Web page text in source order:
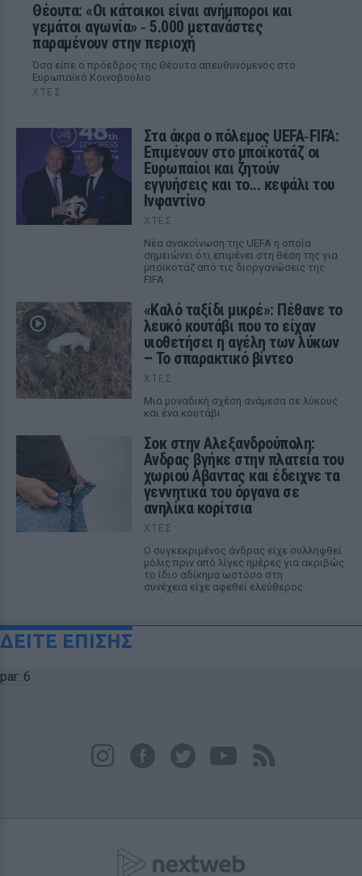
Θέουτα: «Οι κάτοικοι είναι ανήμποροι και
γεμάτοι αγωνία» ‑ 5.000 μετανάστες
παραμένουν στην περιοχή
Όσα είπε ο πρόεδρος της Θέουτα απευθυνόμενος στο
Ευρωπαϊκό Κοινοβούλιο
ΧΤΕΣ
Στα άκρα ο πόλεμος UEFA‑FIFA:
Επιμένουν στο μποϊκοτάζ οι
Ευρωπαίοι και ζητούν
εγγυήσεις και το... κεφάλι του
Ινφαντίνο
ΧΤΕΣ
Νέα ανακοίνωση της UEFA η οποία
σημειώνει ότι επιμένει στη θέση της για
μποϊκοτάζ από τις διοργανώσεις της
FIFA
«Καλό ταξίδι μικρέ»: Πέθανε το
λευκό κουτάβι που το είχαν
υιοθετήσει η αγέλη των λύκων
– Το σπαρακτικό βίντεο
ΧΤΕΣ
Μια μοναδική σχέση ανάμεσα σε λύκους
και ένα κουτάβι
Σοκ στην Αλεξανδρούπολη:
Ανδρας βγήκε στην πλατεία του
χωριού Αβαντας και έδειχνε τα
γεννητικά του όργανα σε
ανηλίκα κορίτσια
ΧΤΕΣ
Ο συγκεκριμένος άνδρας είχε συλληφθεί
μόλις πριν από λίγες ημέρες για ακριβώς
το ίδιο αδίκημα ωστόσο στη
συνέχεια είχε αφεθεί ελεύθερος
ΔΕΙΤΕ ΕΠΙΣΗΣ
par: 6